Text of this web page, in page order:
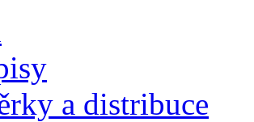
a distribuce